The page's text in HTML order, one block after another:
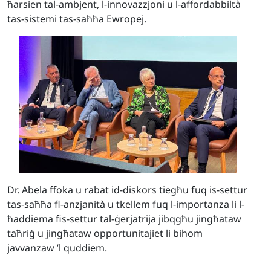
ħarsien tal-ambjent, l-innovazzjoni u l-affordabbiltà
tas-sistemi tas-saħħa Ewropej.
Dr. Abela ffoka u rabat id-diskors tiegħu fuq is-settur
tas-saħħa fl-anzjanità u tkellem fuq l-importanza li l-
ħaddiema fis-settur tal-ġerjatrija jibqgħu jingħataw
taħriġ u jingħataw opportunitajiet li bihom
javvanzaw ’l quddiem.